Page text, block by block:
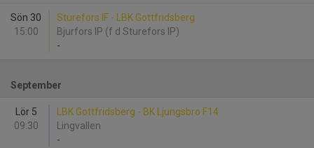
Sön 30
15:00
Sturefors IF - LBK Gottfridsberg
Bjurfors IP (f d Sturefors IP)
-
September
Lör 5
09:30
LBK Gottfridsberg - BK Ljungsbro F14
Lingvallen
-